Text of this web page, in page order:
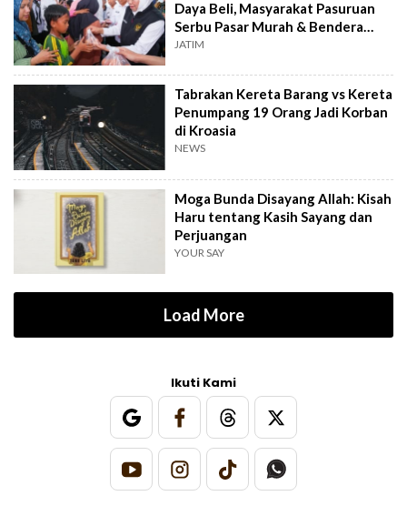
Daya Beli, Masyarakat Pasuruan
Serbu Pasar Murah & Bendera
Merah Putih
JATIM
Tabrakan Kereta Barang vs Kereta
Penumpang 19 Orang Jadi Korban
di Kroasia
NEWS
Moga Bunda Disayang Allah: Kisah
Haru tentang Kasih Sayang dan
Perjuangan
YOUR SAY
Load More
Ikuti Kami